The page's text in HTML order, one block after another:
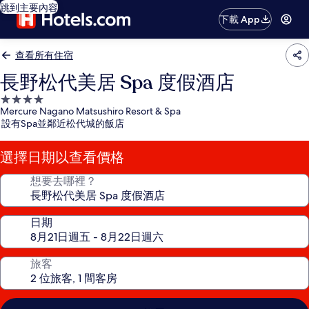
跳到主要內容
下載 App
查看所有住宿
長野松代美居 Spa 度假酒店
4.0
星
級
住
宿
Mercure Nagano Matsushiro Resort & Spa
設有Spa並鄰近松代城的飯店
選擇日期以查看價格
想要去哪裡？
日期
旅客